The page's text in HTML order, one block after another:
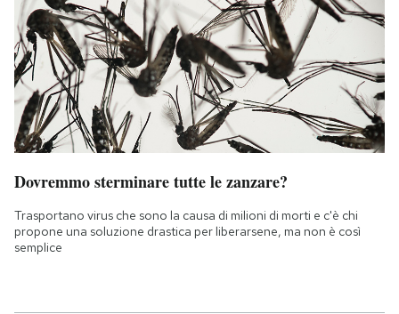
Dovremmo sterminare tutte le zanzare?
Trasportano virus che sono la causa di milioni di morti e c'è chi
propone una soluzione drastica per liberarsene, ma non è così
semplice